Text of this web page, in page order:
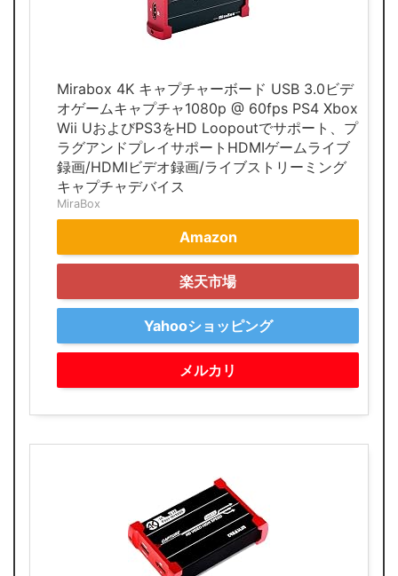
Mirabox 4K キャプチャーボード USB 3.0ビデ
オゲームキャプチャ1080p @ 60fps PS4 Xbox
Wii UおよびPS3をHD Loopoutでサポート、プ
ラグアンドプレイサポートHDMIゲームライブ
録画/HDMIビデオ録画/ライブストリーミング
キャプチャデバイス
MiraBox
Amazon
楽天市場
Yahooショッピング
メルカリ